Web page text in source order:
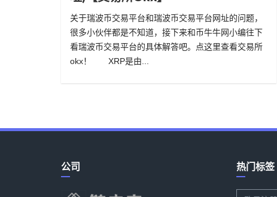
关于瑞波币交易平台和瑞波币交易平台网址的问题，
很多小伙伴都是不知道，接下来和币牛牛网小编往下
看瑞波币交易平台的具体解答吧。点这里查看交易所
okx！ XRP是由...
公司 热门标签